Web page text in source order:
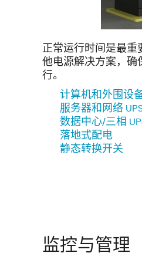
正常运行时间是最重
他电源解决方案，确
行。
计算机和外围设
服务器和网络
数据中心/三相
落地式配电
静态转换开关
监控与管理